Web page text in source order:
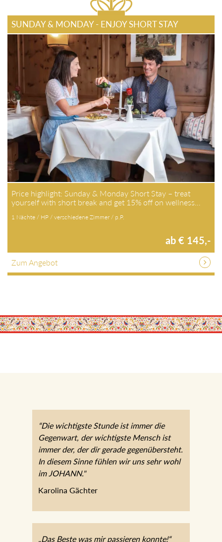
SUNDAY & MONDAY - ENJOY SHORT STAY
Price highlight: Sunday & Monday Short Stay – treat
yourself with short break and get 15% off on wellness…
1 Nächte / HP / verschiedene Zimmer / p.P.
ab € 145,-
Zum Angebot
“Die wichtigste Stunde ist immer die
Gegenwart, der wichtigste Mensch ist
immer der, der dir gerade gegenübersteht.
In diesem Sinne fühlen wir uns sehr wohl
im JOHANN."
Karolina Gächter
„Das Beste was mir passieren konnte!“